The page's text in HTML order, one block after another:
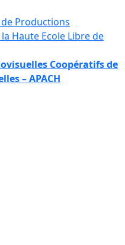
Coopératifs de
– APACH